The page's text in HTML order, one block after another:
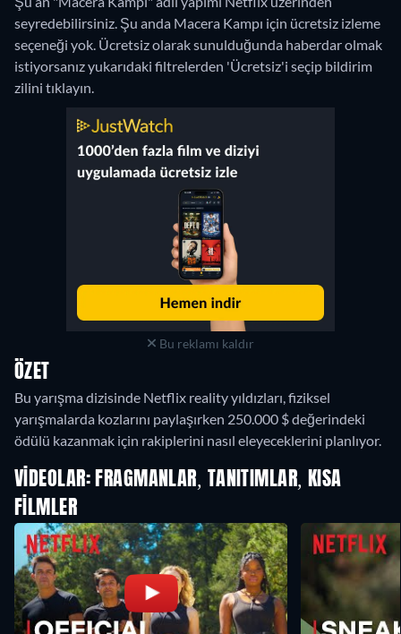
seyredebilirsiniz. Şu anda Macera Kampı için ücretsiz izleme
seçeneği yok. Ücretsiz olarak sunulduğunda haberdar olmak
istiyorsanız yukarıdaki filtrelerden 'Ücretsiz'i seçip bildirim
zilini tıklayın.
Bu reklamı kaldır
ÖZET
Bu yarışma dizisinde Netflix reality yıldızları, fiziksel
yarışmalarda kozlarını paylaşırken 250.000 $ değerindeki
ödülü kazanmak için rakiplerini nasıl eleyeceklerini planlıyor.
VIDEOLAR: FRAGMANLAR, TANITIMLAR, KISA
FILMLER